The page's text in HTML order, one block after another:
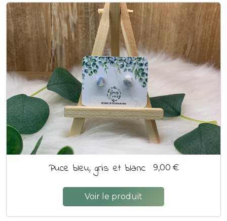
Puce bleu, gris et blanc 9,00 €
Voir le produit